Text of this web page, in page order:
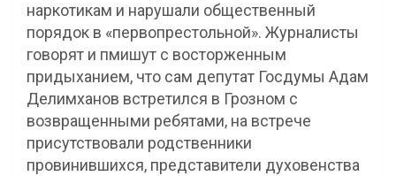
наркотикам и нарушали общественный
порядок в «первопрестольной». Журналисты
говорят и пмишут с восторженным
придыханием, что сам депутат Госдумы Адам
Делимханов встретился в Грозном с
возвращенными ребятами, на встрече
присутствовали родственники
провинившихся, представители духовенства